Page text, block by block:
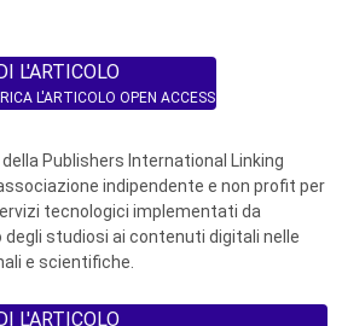
L'ARTICOLO
L'ARTICOLO OPEN ACCESS
Publishers International Linking
indipendente e non profit per
tecnologici implementati da
degli studiosi ai contenuti digitali nelle
e scientifiche.
L'ARTICOLO